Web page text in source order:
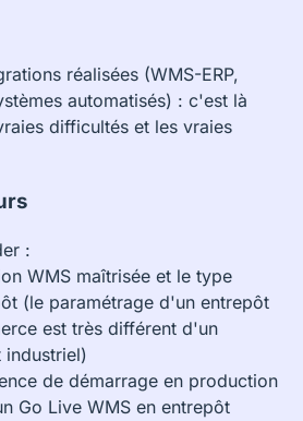
réalisées (WMS-ERP,
automatisés) : c'est là
difficultés et les vraies
:
WMS maîtrisée et le type
(le paramétrage d'un entrepôt
est très différent d'un
industriel)
de démarrage en production
Go Live WMS en entrepôt